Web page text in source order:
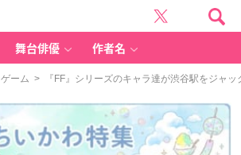
舞台俳優 作者名
ゲーム > 『FF』シリーズのキャラ達が渋谷駅をジャ